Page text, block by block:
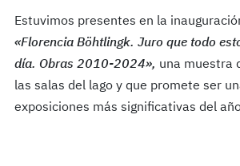
Estuvimos presentes en la
«Florencia Böhtlingk. Juro que todo
día. Obras 2010-2024», una muestra
las salas del lago y que promete ser
exposiciones más significativas del